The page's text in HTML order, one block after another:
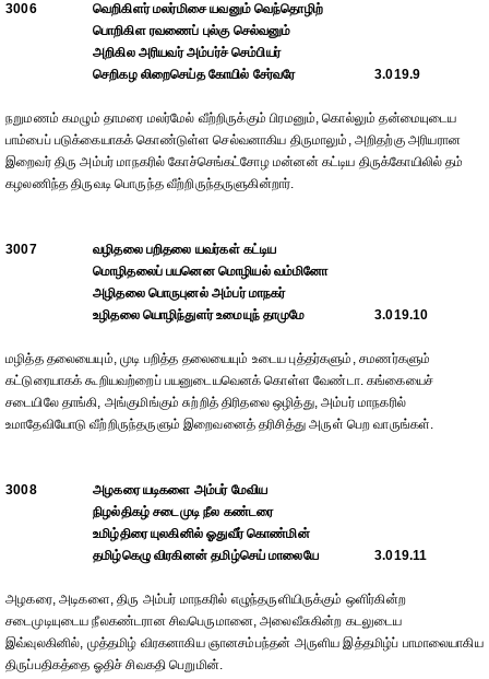
3006
வெறிகிளர் மலர்மிசை யவனும் வெந்தொழிற்
பொறிகிள ரவணைப் புல்கு செல்வனும்
அறிகில அரியவர் அம்பர்ச் செம்பியர்
செறிகழ லிறைசெய்த கோயில் சேர்வரே
3.019.9
நறுமணம் கமழும் தாமரை மலர்மேல் வீற்றிருக்கும் பிரமனும், கொல்லும் தன்மையுடைய
பாம்பைப் படுக்கையாகக் கொண்டுள்ள செல்வனாகிய திருமாலும், அறிதற்கு அரியரான
இறைவர் திரு அம்பர் மாநகரில் கோச்செங்கட்சோழ மன்னன் கட்டிய திருக்கோயிலில் தம்
கழலணிந்த திருவடி பொருந்த வீற்றிருந்தருளுகின்றார்.
3007
வழிதலை பறிதலை யவர்கள் கட்டிய
மொழிதலைப் பயனென மொழியல் வம்மினோ
அழிதலை பொருபுனல் அம்பர் மாநகர்
உழிதலை யொழிந்துளர் உமையுந் தாமுமே
3.019.10
மழித்த தலையையும், முடி பறித்த தலையையும் உடைய புத்தர்களும், சமணர்களும்
கட்டுரையாகக் கூறியவற்றைப் பயனுடையவெனக் கொள்ள வேண்டா. கங்கையைச்
சடையிலே தாங்கி, அங்குமிங்கும் சுற்றித் திரிதலை ஒழித்து, அம்பர் மாநகரில்
உமாதேவியோடு வீற்றிருந்தருளும் இறைவனைத் தரிசித்து அருள் பெற வாருங்கள்.
3008
அழகரை யடிகளை அம்பர் மேவிய
நிழல்திகழ் சடைமுடி நீல கண்டரை
உமிழ்திரை யுலகினில் ஓதுவீர் கொண்மின்
தமிழ்கெழு விரகினன் தமிழ்செய் மாலையே
3.019.11
அழகரை, அடிகளை, திரு அம்பர் மாநகரில் எழுந்தருளியிருக்கும் ஒளிர்கின்ற
சடைமுடியுடைய நீலகண்டரான சிவபெருமானை, அலைவீசுகின்ற கடலுடைய
இவ்வுலகினில், முத்தமிழ் விரகனாகிய ஞானசம்பந்தன் அருளிய இத்தமிழ்ப் பாமாலையாகிய
திருப்பதிகத்தை ஓதிச் சிவகதி பெறுமின்.